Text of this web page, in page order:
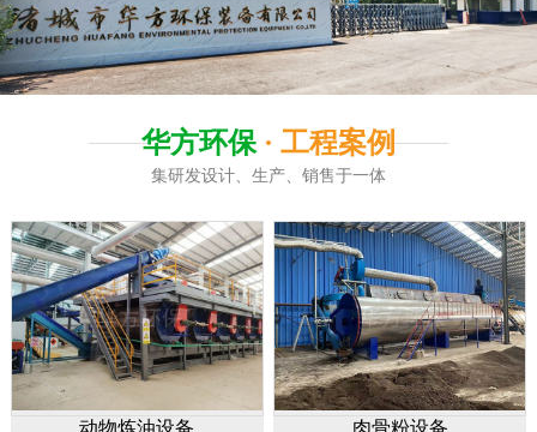
华方环保· 工程案例
集研发设计、生产、销售于一体
动物炼油设备 肉骨粉设备